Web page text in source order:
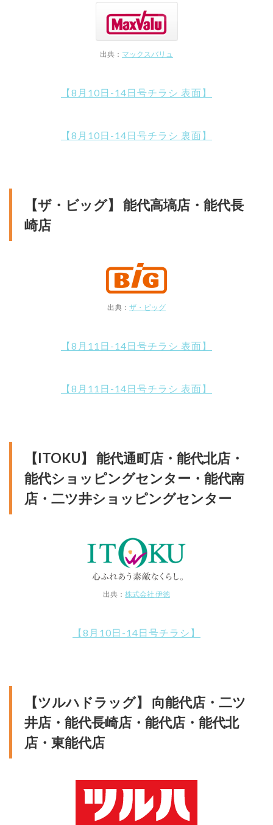
出典： マックスバリュ
【8月10日-14日号チラシ 表面】
【8月10日-14日号チラシ 裏面】
【ザ・ビッグ】 能代高塙店・能代長
崎店
出典： ザ・ビッグ
【8月11日-14日号チラシ 表面】
【8月11日-14日号チラシ 表面】
【ITOKU】 能代通町店・能代北店・
能代ショッピングセンター・能代南
店・二ツ井ショッピングセンター
出典： 株式会社 伊徳
【8月10日-14日号チラシ】
【ツルハドラッグ】 向能代店・二ツ
井店・能代長崎店・能代店・能代北
店・東能代店